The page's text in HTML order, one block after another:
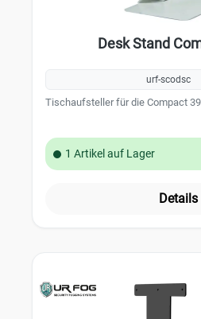
Desk Stand
urf-scodsc
Tischaufsteller für die Compact
1 Artikel auf Lager
Details